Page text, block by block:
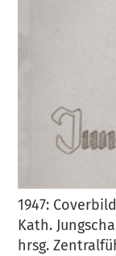
1947:
Kath.
hrsg.